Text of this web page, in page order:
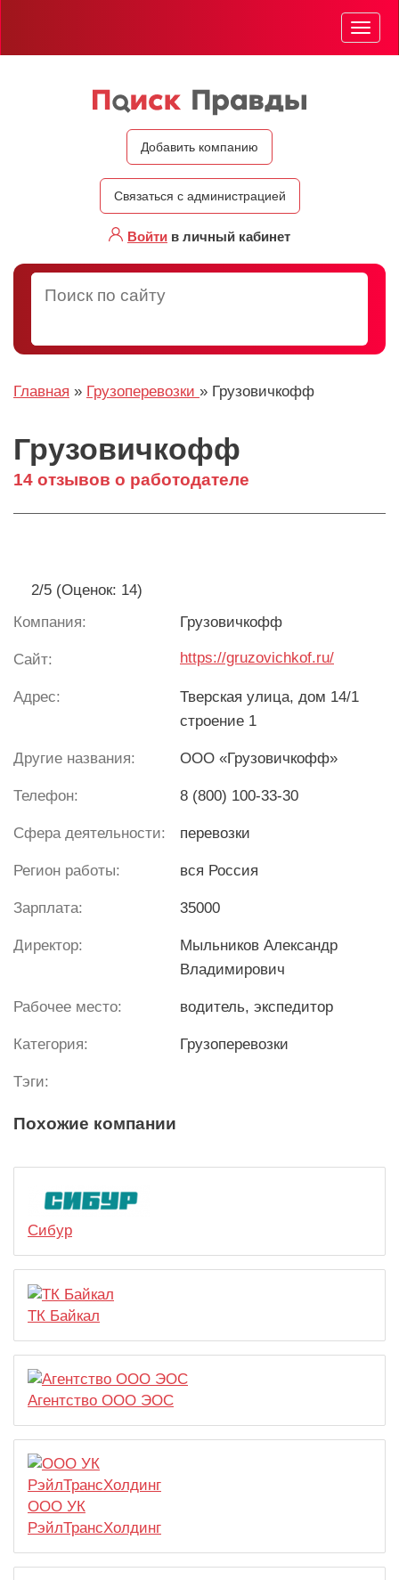
Добавить компанию
Связаться с администрацией
Войти в личный кабинет
Меню
Главная » Грузоперевозки » Грузовичкофф
Грузовичкофф
14 отзывов о работодателе
2/5 (Оценок: 14)
Компания:
Грузовичкофф
Сайт: https://gruzovichkof.ru/
Адрес:
Тверская улица, дом 14/1
строение 1
Другие названия: ООО «Грузовичкофф»
Телефон: 8 (800) 100-33-30
Сфера деятельности: перевозки
Регион работы: вся Россия
Зарплата: 35000
Директор:
Мыльников Александр
Владимирович
Рабочее место: водитель, экспедитор
Категория: Грузоперевозки
Тэги:
Похожие компании
Сибур
ТК Байкал
Агентство ООО ЭОС
ООО УК
РэйлТрансХолдинг